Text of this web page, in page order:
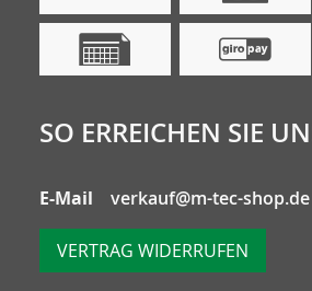
SO ERREICHEN SIE
E-Mail verkauf@m-tec-shop.de
VERTRAG WIDERRUFEN